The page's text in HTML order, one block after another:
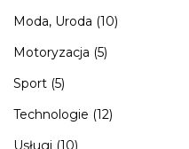
Moda, Uroda (10)
Motoryzacja (5)
Sport (5)
Technologie (12)
Usługi (10)